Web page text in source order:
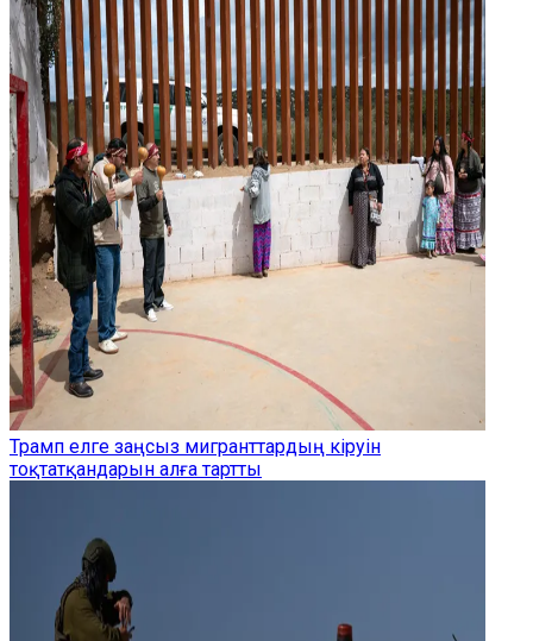
Трамп елге заңсыз мигранттардың кіруін
тоқтатқандарын алға тартты